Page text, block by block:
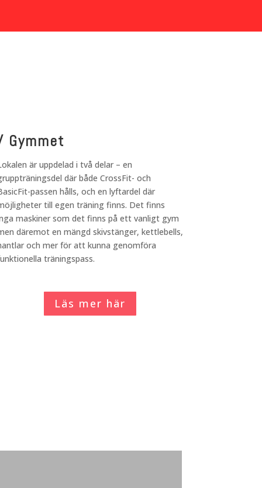
Gymmet
är uppdelad i två delar – en
där både CrossFit- och
passen hålls, och en lyftardel där
till egen träning finns. Det finns
maskiner som det finns på ett vanligt gym
däremot en mängd skivstänger, kettlebells,
och mer för att kunna genomföra
träningspass.
Läs mer här